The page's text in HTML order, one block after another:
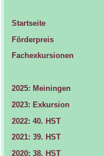
Startseite
Förderpreis
Fachexkursionen
2025: Meiningen
2023: Exkursion
2022: 40. HST
2021: 39. HST
2020: 38. HST